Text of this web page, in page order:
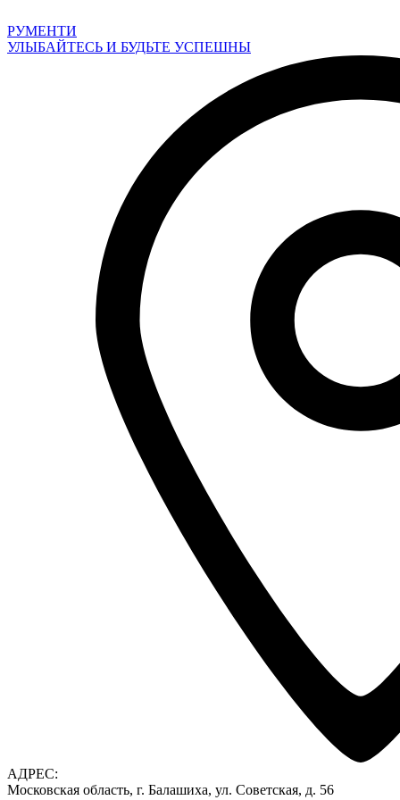
к
содержимому
РУМЕНТИ
УЛЫБАЙТЕСЬ И БУДЬТЕ УСПЕШНЫ
АДРЕС:
Московская область, г. Балашиха, ул. Советская, д. 56